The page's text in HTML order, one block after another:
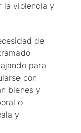
la violencia y
de
para
con
bienes y
o
y